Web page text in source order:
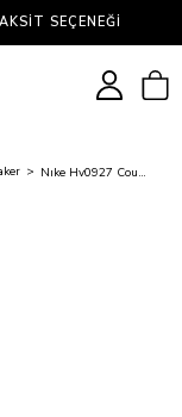
SEÇENEĞI
Nıke Hv0927 Court Vısıon Low 097 Grey Fog/Black-Whıte Mrd Sneaker Ayakkabı